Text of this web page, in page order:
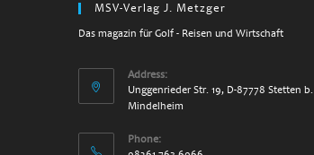
MSV-Verlag J. Metzger
Das magazin für Golf - Reisen und Wirtschaft
Address:
Unggenrieder Str. 19, D-87778 Stetten b.
Mindelheim
Phone: